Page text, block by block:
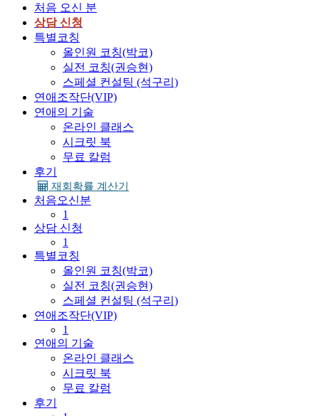
처음 오신 분
상담 신청
특별코칭
올인원 코칭(박코)
실전 코칭(권승현)
스페셜 컨설팅 (석구리)
연애조작단(VIP)
연애의 기술
온라인 클래스
시크릿 북
무료 칼럼
후기
재회확률 계산기
처음오신분
1
상담 신청
1
특별코칭
올인원 코칭(박코)
실전 코칭(권승현)
스페셜 컨설팅 (석구리)
연애조작단(VIP)
1
연애의 기술
온라인 클래스
시크릿 북
무료 칼럼
후기